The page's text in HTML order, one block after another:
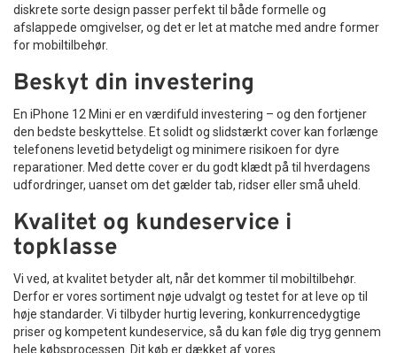
diskrete sorte design passer perfekt til både formelle og
afslappede omgivelser, og det er let at matche med andre former
for mobiltilbehør.
Beskyt din investering
En iPhone 12 Mini er en værdifuld investering – og den fortjener
den bedste beskyttelse. Et solidt og slidstærkt cover kan forlænge
telefonens levetid betydeligt og minimere risikoen for dyre
reparationer. Med dette cover er du godt klædt på til hverdagens
udfordringer, uanset om det gælder tab, ridser eller små uheld.
Kvalitet og kundeservice i
topklasse
Vi ved, at kvalitet betyder alt, når det kommer til mobiltilbehør.
Derfor er vores sortiment nøje udvalgt og testet for at leve op til
høje standarder. Vi tilbyder hurtig levering, konkurrencedygtige
priser og kompetent kundeservice, så du kan føle dig tryg gennem
hele købsprocessen. Dit køb er dækket af vores